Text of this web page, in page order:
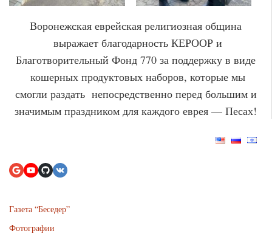
Воронежская еврейская религиозная община
выражает благодарность КЕРООР и
Благотворительный Фонд 770 за поддержку в виде
кошерных продуктовых наборов, которые мы
смогли раздать непосредственно перед большим и
значимым праздником для каждого еврея — Песах!
Газета “Беседер”
Фотографии